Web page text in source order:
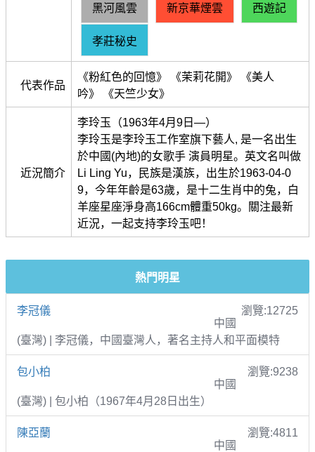
黑河風雲 新京華煙雲 西遊記
孝莊秘史
代表作品
《粉紅色的回憶》 《茉莉花開》 《美人
吟》 《天竺少女》
近況簡介
李玲玉（1963年4月9日—）
李玲玉是李玲玉工作室旗下藝人, 是一名出生
於中國(內地)的女歌手 演員明星。英文名叫做
Li Ling Yu，民族是漢族，出生於1963-04-0
9，今年年齡是63歲，是十二生肖中的兔，白
羊座星座淨身高166cm體重50kg。關注最新
近況，一起支持李玲玉吧！
熱門明星
李冠儀
瀏覽:12725
中國
(臺灣) | 李冠儀，中國臺灣人，著名主持人和平面模特
包小柏
瀏覽:9238
中國
(臺灣) | 包小柏（1967年4月28日出生）
陳亞蘭
瀏覽:4811
中國